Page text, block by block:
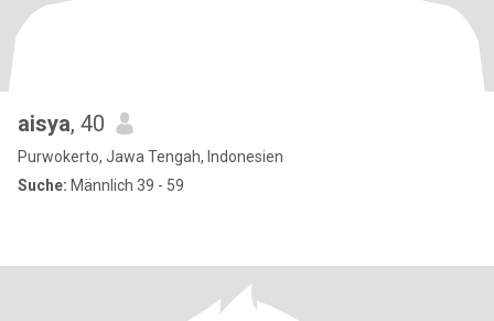
aisya, 40
Purwokerto, Jawa Tengah, Indonesien
Suche: Männlich 39 - 59